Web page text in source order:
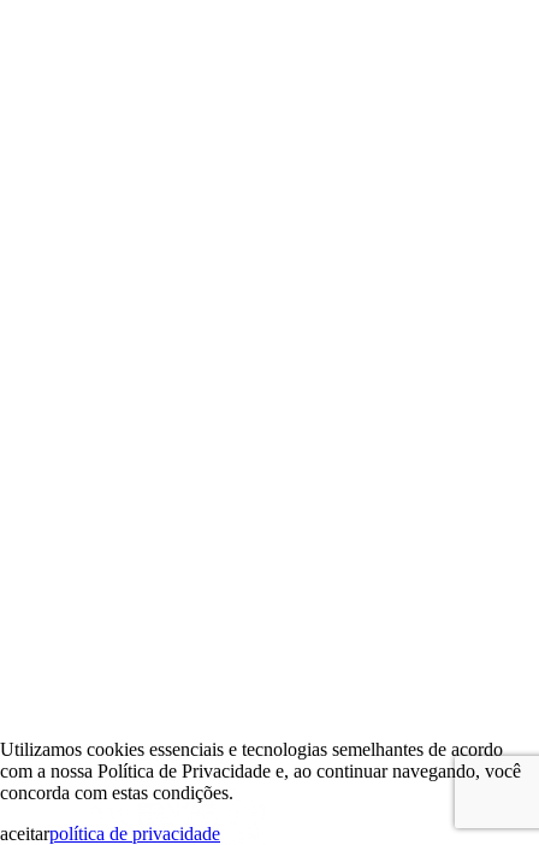
Utilizamos cookies essenciais e tecnologias semelhantes de acordo
com a nossa Política de Privacidade e, ao continuar navegando, você
concorda com estas condições.
aceitarpolítica de privacidade